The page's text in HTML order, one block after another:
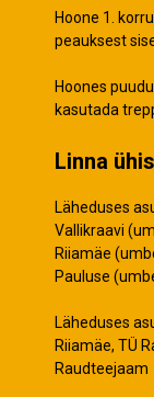
Hoone 1.
peauksest
Hoones
kasutada
Linna
Läheduses
Vallikraavi
Riiamäe
Pauluse
Läheduses
Riiamäe, TÜ
Raudteejaam